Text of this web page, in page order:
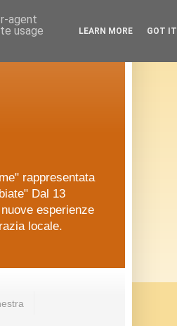
rappresentata
Dal 13
esperienze
locale.
agent
usage
LEARN MORE GOT IT